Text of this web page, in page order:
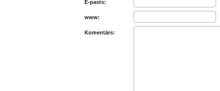
E-pasts:
www:
Komentārs: